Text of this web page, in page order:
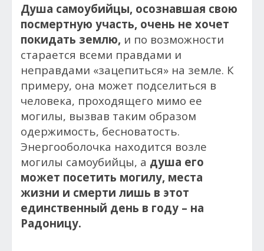
Душа самоубийцы, осознавшая свою
посмертную участь, очень не хочет
покидать землю, и по возможности
старается всеми правдами и
неправдами «зацепиться» на земле. К
примеру, она может подселиться в
человека, проходящего мимо ее
могилы, вызвав таким образом
одержимость, бесноватость.
Энергооболочка находится возле
могилы самоубийцы, а душа его
может посетить могилу, места
жизни и смерти лишь в этот
единственный день в году – на
Радоницу.